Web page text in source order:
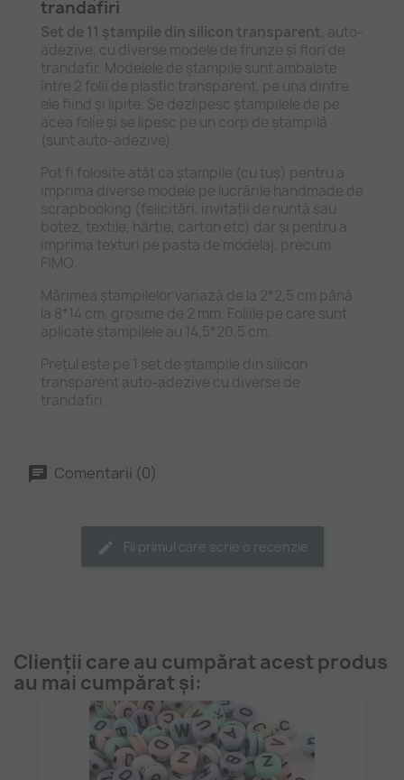
trandafiri
Set de 11 ștampile din silicon transparent, auto-
adezive, cu diverse modele de frunze și flori de
trandafir. Modelele de ștampile sunt ambalate
între 2 folii de plastic transparent, pe una dintre
ele fiind și lipite. Se dezlipesc ștampilele de pe
acea folie și se lipesc pe un corp de ștampilă
(sunt auto-adezive).
Pot fi folosite atât ca ștampile (cu tuș) pentru a
imprima diverse modele pe lucrările handmade de
scrapbooking (felicitări, invitații de nuntă sau
botez, textile, hârtie, carton etc) dar și pentru a
imprima texturi pe pasta de modelaj, precum
FIMO.
Mărimea ștampilelor variază de la 2*2,5 cm până
la 8*14 cm, grosime de 2 mm. Foliile pe care sunt
aplicate ștampilele au 14,5*20,5 cm.
Prețul este pe 1 set de ștampile din silicon
transparent auto-adezive cu diverse de
trandafiri.
Comentarii (0)
Fii primul care scrie o recenzie
Clienții care au cumpărat acest produs
au mai cumpărat și: